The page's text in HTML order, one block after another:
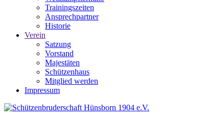
Trainingszeiten
Ansprechpartner
Historie
Verein
Satzung
Vorstand
Majestäten
Schützenhaus
Mitglied werden
Impressum